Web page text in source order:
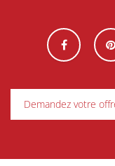
Demandez votre